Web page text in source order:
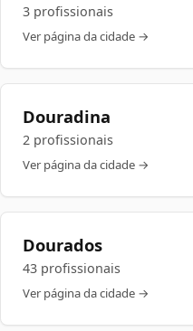
3 profissionais
Ver página da cidade →
Douradina
2 profissionais
Ver página da cidade →
Dourados
43 profissionais
Ver página da cidade →